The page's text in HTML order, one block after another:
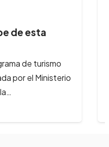
Se viene el
En Semana Santa, llega
Festival